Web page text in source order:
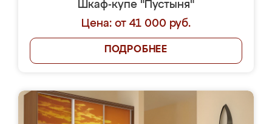
Шкаф-купе "Пустыня"
Цена: от 41 000 руб.
ПОДРОБНЕЕ